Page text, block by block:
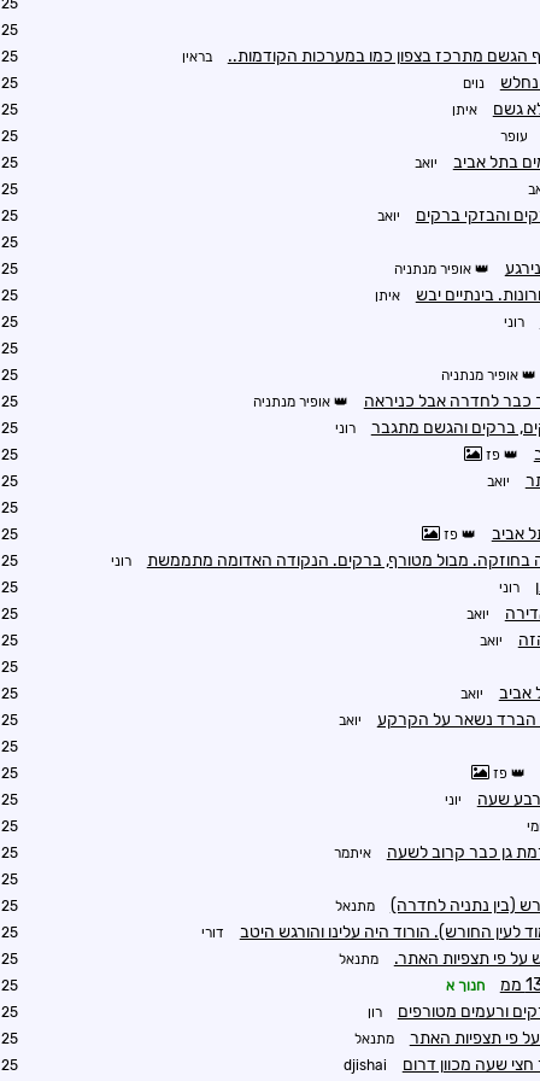
הגשם מתרכז בצפון כמו במערכות הקודמות.. בראין
נוים
גשם איתן
עופר
בתל אביב יואב
והבזקי ברקים יואב
אופיר מנתניה
בינתיים יבש איתן
רוני
אופיר מנתניה
כבר לחדרה אבל כניראה אופיר מנתניה
ברקים והגשם מתגבר רוני
פז
יואב
אביב פז
בחוזקה. מבול מטורף, ברקים. הנקודה האדומה מתממשת רוני
רוני
יואב
יואב
אביב יואב
הברד נשאר על הקרקע יואב
פז
שעה יוני
גן כבר קרוב לשעה איתמר
(בין נתניה לחדרה) מתנאל
לעין החורש). הורוד היה עלינו והורגש היטב דורי
מתנאל
חנוך א
ורעמים מטורפים רון
מתנאל
שעה מכוון דרום djishai